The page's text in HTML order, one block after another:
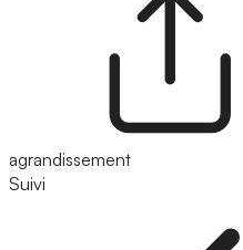
agrandissement
Suivi